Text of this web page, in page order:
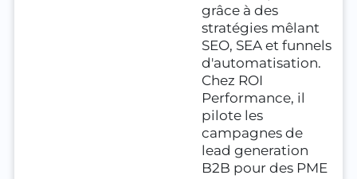
grâce à des
stratégies mêlant
SEO, SEA et funnels
d'automatisation.
Chez ROI
Performance, il
pilote les
campagnes de
lead generation
B2B pour des PME